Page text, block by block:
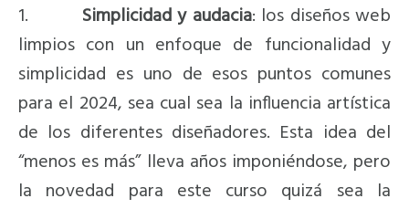
1.
Simplicidad y audacia: los diseños web
limpios con un enfoque de funcionalidad y
simplicidad es uno de esos puntos comunes
para el 2024, sea cual sea la influencia artística
de los diferentes diseñadores. Esta idea del
“menos es más” lleva años imponiéndose, pero
la novedad para este curso quizá sea la